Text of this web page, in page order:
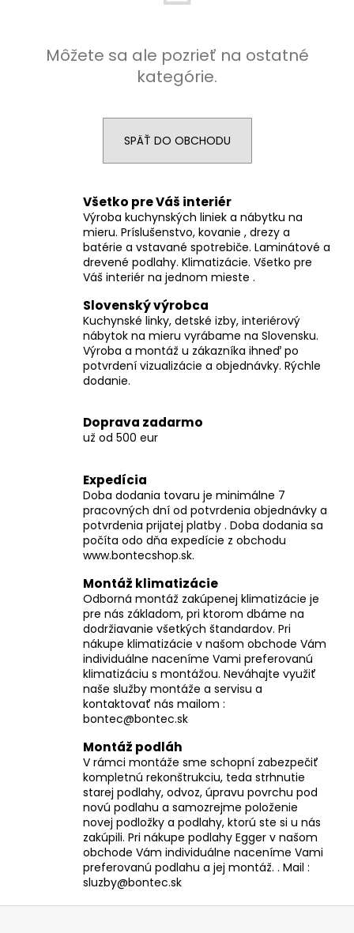
Môžete sa ale pozrieť na ostatné
kategórie.
SPÄŤ DO OBCHODU
Všetko pre Váš interiér
Výroba kuchynských liniek a nábytku na
mieru. Príslušenstvo, kovanie , drezy a
batérie a vstavané spotrebiče. Laminátové a
drevené podlahy. Klimatizácie. Všetko pre
Váš interiér na jednom mieste .
Slovenský výrobca
Kuchynské linky, detské izby, interiérový
nábytok na mieru vyrábame na Slovensku.
Výroba a montáž u zákazníka ihneď po
potvrdení vizualizácie a objednávky. Rýchle
dodanie.
Doprava zadarmo
už od 500 eur
Expedícia
Doba dodania tovaru je minimálne 7
pracovných dní od potvrdenia objednávky a
potvrdenia prijatej platby . Doba dodania sa
počíta odo dňa expedície z obchodu
www.bontecshop.sk.
Montáž klimatizácie
Odborná montáž zakúpenej klimatizácie je
pre nás základom, pri ktorom dbáme na
dodržiavanie všetkých štandardov. Pri
nákupe klimatizácie v našom obchode Vám
individuálne naceníme Vami preferovanú
klimatizáciu s montážou. Neváhajte využiť
naše služby montáže a servisu a
kontaktovať nás mailom :
bontec@bontec.sk
Montáž podláh
V rámci montáže sme schopní zabezpečiť
kompletnú rekonštrukciu, teda strhnutie
starej podlahy, odvoz, úpravu povrchu pod
novú podlahu a samozrejme položenie
novej podložky a podlahy, ktorú ste si u nás
zakúpili. Pri nákupe podlahy Egger v našom
obchode Vám individuálne naceníme Vami
preferovanú podlahu a jej montáž. . Mail :
sluzby@bontec.sk
Z